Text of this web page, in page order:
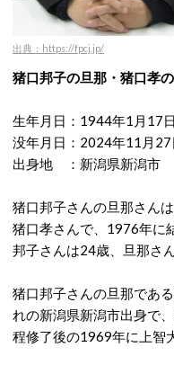
出典：https://fpcj.jp/
猪口邦子の旦那・猪口孝
生年月日：1944年1月17日
没年月日：2024年11月27
出身地 ：新潟県新潟市
猪口邦子さんの旦那さん
猪口孝さんで、1976年に
邦子さんは24歳、旦那さ
猪口邦子さんの旦那であ
れの新潟県新潟市出身で
程修了後の1969年に上智